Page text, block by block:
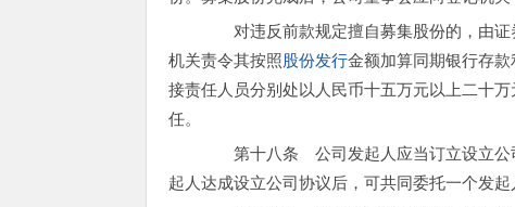
对违反前款规定擅自募集股份的，由证
机关责令其按照股份发行金额加算同期银行存
接责任人员分别处以人民币十五万元以上二十
任。
第十八条 公司发起人应当订立设立公
起人达成设立公司协议后，可共同委托一个发起